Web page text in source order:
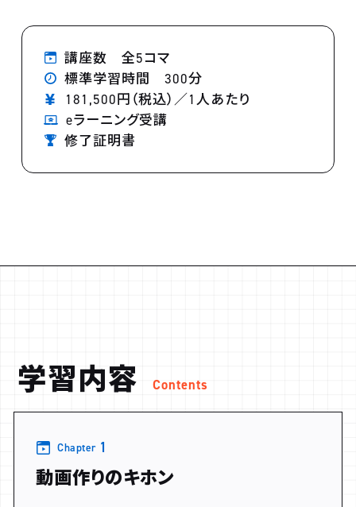
講座数 全5コマ
標準学習時間 300分
181,500円（税込）／1人あたり
eラーニング受講
修了証明書
学習内容 Contents
Chapter 1
動画作りのキホン